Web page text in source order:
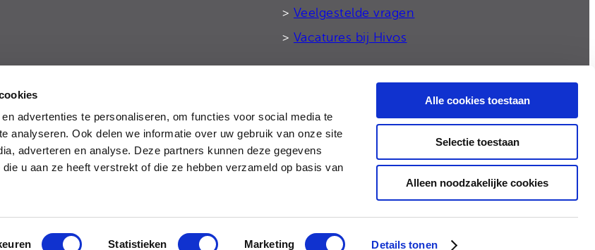
advertenties te personaliseren, om functies voor social media te
analyseren. Ook delen we informatie over uw gebruik van onze site
adverteren en analyse. Deze partners kunnen deze gegevens
u aan ze heeft verstrekt of die ze hebben verzameld op basis van
Statistieken Marketing Details tonen
Alle cookies toestaan
Selectie toestaan
Alleen noodzakelijke cookies
> Veelgestelde vragen
> Vacatures bij Hivos
© 2026 Hivos